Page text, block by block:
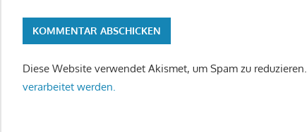
Diese Website verwendet Akismet, um Spam zu reduzieren.
verarbeitet werden.